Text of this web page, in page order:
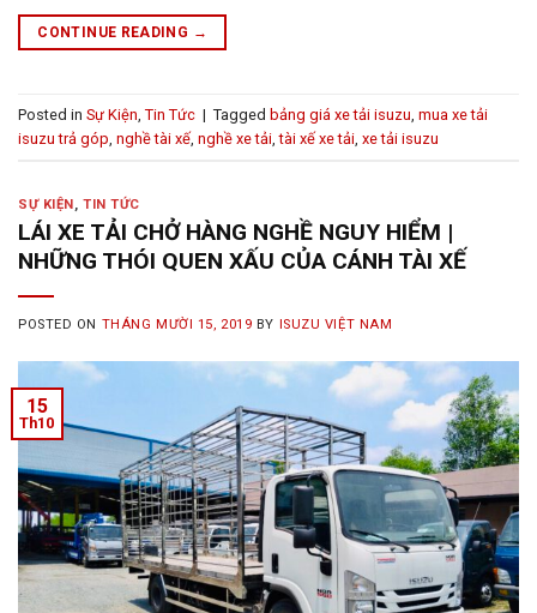
CONTINUE READING →
Posted in Sự Kiện Tin Tức | Tagged bảng giá xe tải isuzu mua xe tải
isuzu trả góp nghề tài xế, nghề xe tải ,tài xế xe tải xe tải isuzu
SỰ KIỆN ,TIN TỨC
LÁI XE TẢI CHỞ HÀNG NGHỀ NGUY HIỂM |
NHỮNG THÓI QUEN XẤU CỦA CÁNH TÀI XẾ
POSTED ON THÁNG MƯỜI 15, 2019 BY ISUZU VIỆT NAM
15
Th10